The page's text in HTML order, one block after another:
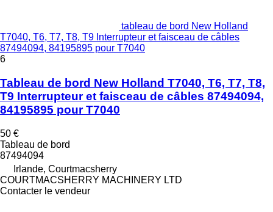
tableau de bord New Holland
T7040, T6, T7, T8, T9 Interrupteur et faisceau de câbles
87494094, 84195895 pour T7040
6
Tableau de bord New Holland T7040, T6, T7, T8,
T9 Interrupteur et faisceau de câbles 87494094,
84195895 pour T7040
50 €
Tableau de bord
87494094
Irlande, Courtmacsherry
COURTMACSHERRY MACHINERY LTD
Contacter le vendeur